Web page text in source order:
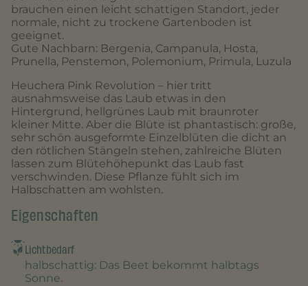
brauchen einen leicht schattigen Standort, jeder
normale, nicht zu trockene Gartenboden ist
geeignet.
Gute Nachbarn: Bergenia, Campanula, Hosta,
Prunella, Penstemon, Polemonium, Primula, Luzula
Heuchera Pink Revolution – hier tritt
ausnahmsweise das Laub etwas in den
Hintergrund, hellgrünes Laub mit braunroter
kleiner Mitte. Aber die Blüte ist phantastisch: große,
sehr schön ausgeformte Einzelblüten die dicht an
den rötlichen Stängeln stehen, zahlreiche Blüten
lassen zum Blütehöhepunkt das Laub fast
verschwinden. Diese Pflanze fühlt sich im
Halbschatten am wohlsten.
Eigenschaften
Lichtbedarf
halbschattig: Das Beet bekommt halbtags
Sonne.